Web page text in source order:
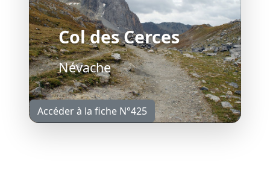
Col des Cerces
Névache
Accéder à la fiche N°425